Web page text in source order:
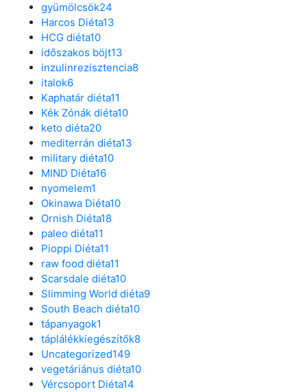
gyümölcsök24
Harcos Diéta13
HCG diéta10
időszakos böjt13
inzulinrezisztencia8
italok6
Kaphatár diéta11
Kék Zónák diéta10
keto diéta20
mediterrán diéta13
military diéta10
MIND Diéta16
nyomelem1
Okinawa Diéta10
Ornish Diéta18
paleo diéta11
Pioppi Diéta11
raw food diéta11
Scarsdale diéta10
Slimming World diéta9
South Beach diéta10
tápanyagok1
táplálékkiegészítők8
Uncategorized149
vegetáriánus diéta10
Vércsoport Diéta14